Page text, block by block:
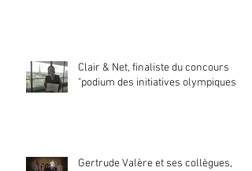
Clair & Net, finaliste du concours
"podium des initiatives olympiques"
Gertrude Valère et ses collègues,